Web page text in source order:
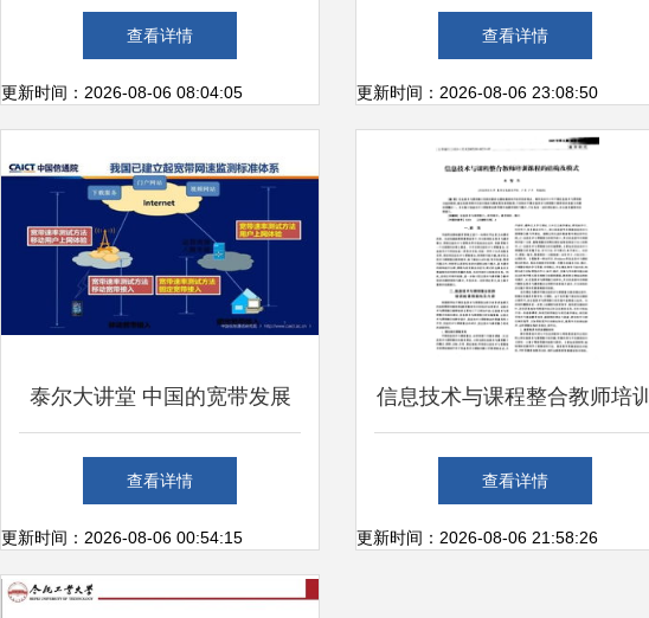
汽车下线，网络信息技术开发
助力数字化转型
查看详情
更新时间：2026-08-06 08:04:05
放实验室 引领网络信息技术
开发的先锋
查看详情
更新时间：2026-08-06 23:08:50
泰尔大讲堂 中国的宽带发展
与宽带网速监测
查看详情
更新时间：2026-08-06 00:54:15
信息技术与课程整合教师培训
课程的结构及模式——基于网
络信息技术的开发视角
查看详情
更新时间：2026-08-06 21:58:26